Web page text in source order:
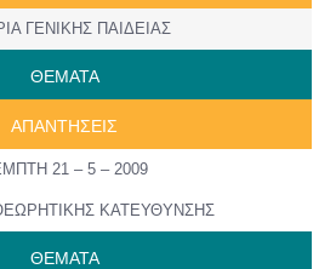
ΓΕΝΙΚΗΣ ΠΑΙΔΕΙΑΣ
ΘΕΜΑΤΑ
ΑΠΑΝΤΗΣΕΙΣ
21 – 5 – 2009
ΚΑΤΕΥΘΥΝΣΗΣ
ΘΕΜΑΤΑ